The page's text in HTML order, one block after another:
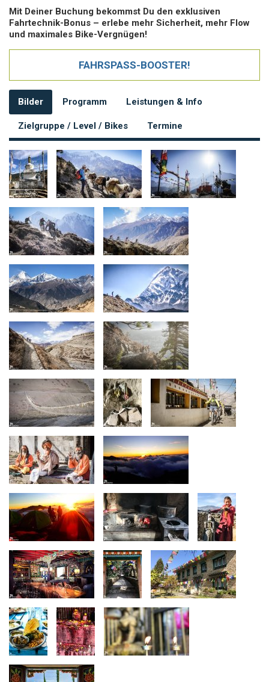
Mit Deiner Buchung bekommst Du den exklusiven
Fahrtechnik-Bonus – erlebe mehr Sicherheit, mehr Flow
und maximales Bike-Vergnügen!
FAHRSPASS-BOOSTER!
Bilder Programm Leistungen & Info
Zielgruppe / Level / Bikes Termine